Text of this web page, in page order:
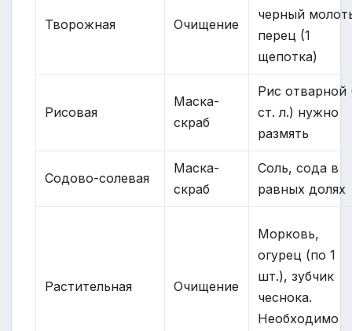
Творожная Очищение
черный
перец (1
щепотка)
Рисовая
Маска-
скраб
Рис отварной
ст. л.) нужно
размять
Содово-солевая
Маска-
скраб
Соль, сода в
равных долях
Растительная Очищение
Морковь,
огурец (по 1
шт.), зубчик
чеснока.
Необходимо